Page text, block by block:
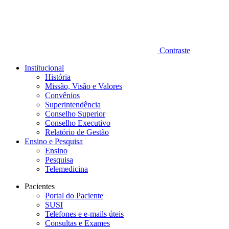
Contraste
Institucional
História
Missão, Visão e Valores
Convênios
Superintendência
Conselho Superior
Conselho Executivo
Relatório de Gestão
Ensino e Pesquisa
Ensino
Pesquisa
Telemedicina
Pacientes
Portal do Paciente
SUSI
Telefones e e-mails úteis
Consultas e Exames